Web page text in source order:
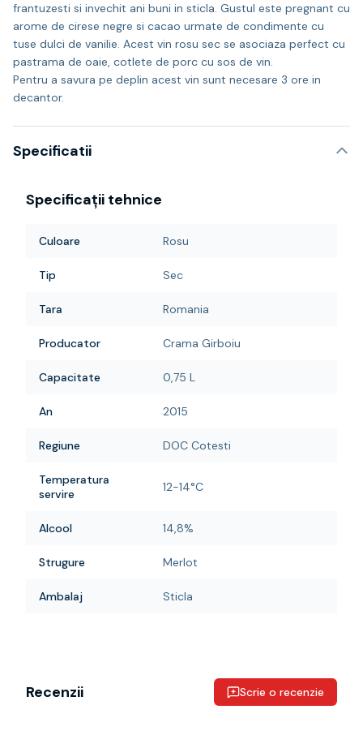
frantuzesti si invechit ani buni in sticla. Gustul este pregnant cu
arome de cirese negre si cacao urmate de condimente cu
tuse dulci de vanilie. Acest vin rosu sec se asociaza perfect cu
pastrama de oaie, cotlete de porc cu sos de vin.
Pentru a savura pe deplin acest vin sunt necesare 3 ore in
decantor.
Specificatii
Specificații tehnice
Culoare Rosu
Tip Sec
Tara Romania
Producator Crama Girboiu
Capacitate 0,75 L
An 2015
Regiune DOC Cotesti
Temperatura
servire
12-14°C
Alcool 14,8%
Strugure Merlot
Ambalaj Sticla
Recenzii Scrie o recenzie